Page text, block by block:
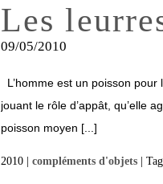
Les
09/05/2010
L’homme est un poisson
jouant le rôle d’appât, qu’elle
poisson moyen [...]
2010 | compléments d'objets |